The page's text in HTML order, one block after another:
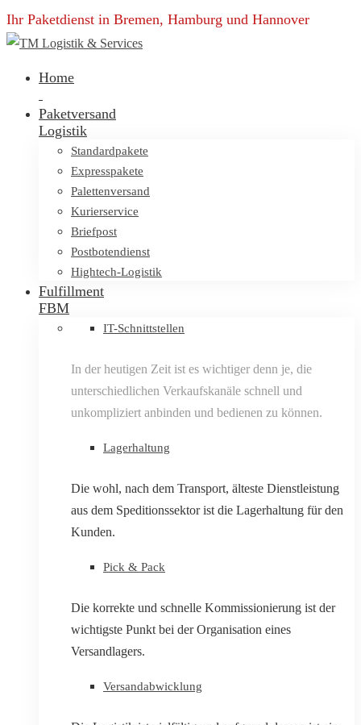
Ihr Paketdienst in Bremen, Hamburg und Hannover
Home
Paketversand
Logistik
Standardpakete
Expresspakete
Palettenversand
Kurierservice
Briefpost
Postbotendienst
Hightech-Logistik
Fulfillment
FBM
IT-Schnittstellen
In der heutigen Zeit ist es wichtiger denn je, die
unterschiedlichen Verkaufskanäle schnell und
unkompliziert anbinden und bedienen zu können.
Lagerhaltung
Die wohl, nach dem Transport, älteste Dienstleistung
aus dem Speditionssektor ist die Lagerhaltung für den
Kunden.
Pick & Pack
Die korrekte und schnelle Kommissionierung ist der
wichtigste Punkt bei der Organisation eines
Versandlagers.
Versandabwicklung